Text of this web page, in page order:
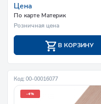
Цена
По карте Материк
Розничная цена
В КОРЗИНУ
Код: 00-00016077
-4%